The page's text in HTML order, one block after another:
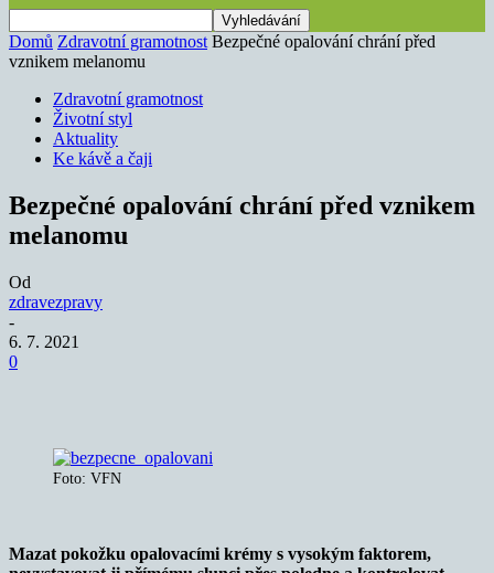
Domů Zdravotní gramotnost Bezpečné opalování chrání před
vznikem melanomu
Zdravotní gramotnost
Životní styl
Aktuality
Ke kávě a čaji
Bezpečné opalování chrání před vznikem
melanomu
Od
zdravezpravy
-
6. 7. 2021
0
Foto: VFN
Mazat pokožku opalovacími krémy s vysokým faktorem,